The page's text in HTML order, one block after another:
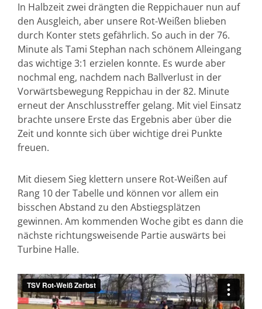
In Halbzeit zwei drängten die Reppichauer nun auf
den Ausgleich, aber unsere Rot-Weißen blieben
durch Konter stets gefährlich. So auch in der 76.
Minute als Tami Stephan nach schönem Alleingang
das wichtige 3:1 erzielen konnte. Es wurde aber
nochmal eng, nachdem nach Ballverlust in der
Vorwärtsbewegung Reppichau in der 82. Minute
erneut der Anschlusstreffer gelang. Mit viel Einsatz
brachte unsere Erste das Ergebnis aber über die
Zeit und konnte sich über wichtige drei Punkte
freuen.
Mit diesem Sieg klettern unsere Rot-Weißen auf
Rang 10 der Tabelle und können vor allem ein
bisschen Abstand zu den Abstiegsplätzen
gewinnen. Am kommenden Woche gibt es dann die
nächste richtungsweisende Partie auswärts bei
Turbine Halle.